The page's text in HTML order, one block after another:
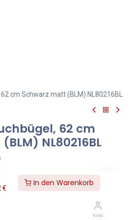
€
In den Warenkorb
Konto
cm Schwarz matt (BLM) NL80216BL
62 cm
NL80216BL
NELSON zeichnet sich durch ihre
mit angenehmen, sanften Linien
rechten Winkeln, die durch eine
leicht abgerundeten Kanten